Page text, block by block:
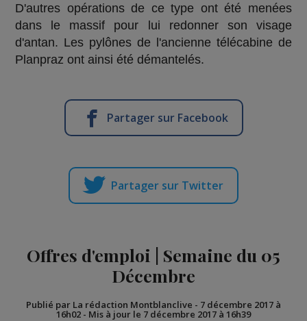
D'autres opérations de ce type ont été menées
dans le massif pour lui redonner son visage
d'antan. Les pylônes de l'ancienne télécabine de
Planpraz ont ainsi été démantelés.
Partager sur Facebook
Partager sur Twitter
Offres d'emploi | Semaine du 05
Décembre
Publié par La rédaction Montblanclive - 7 décembre 2017 à
16h02 - Mis à jour le 7 décembre 2017 à 16h39